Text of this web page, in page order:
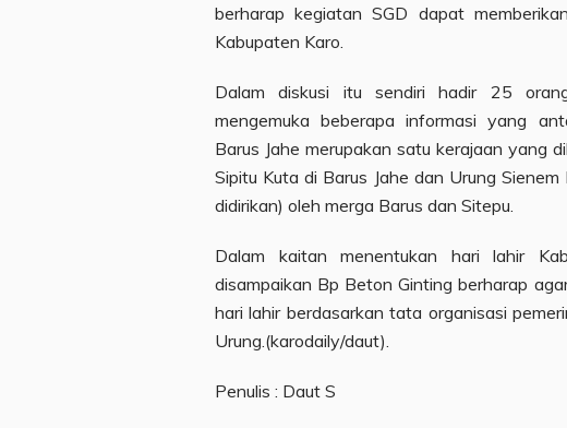
berharap kegiatan SGD dapat
Kabupaten Karo.
Dalam diskusi itu sendiri hadir 25
mengemuka beberapa informasi yang
Barus Jahe merupakan satu kerajaan yang
Sipitu Kuta di Barus Jahe dan Urung
didirikan) oleh merga Barus dan Sitepu.
Dalam kaitan menentukan hari lahir
disampaikan Bp Beton Ginting berharap
hari lahir berdasarkan tata organisasi
Urung.(karodaily/daut).
Penulis : Daut S